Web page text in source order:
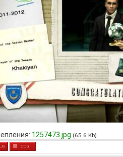
1257473.jpg (65.6 Kb)